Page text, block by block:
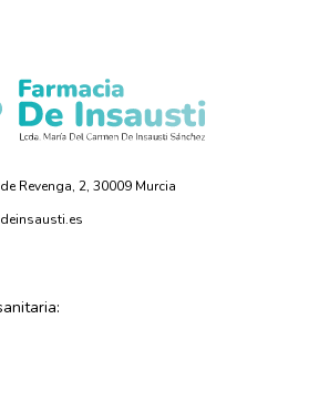
Revenga, 2, 30009 Murcia